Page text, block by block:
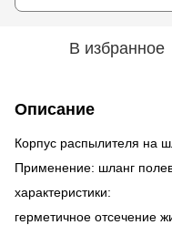
В избранное
Описание
Корпус распылителя на
Применение: шланг
характеристики:
герметичное отсечение